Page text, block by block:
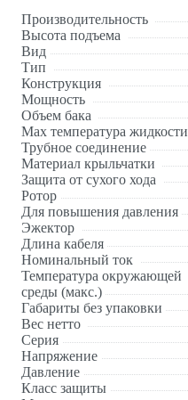
Производительность
Высота подъема
Вид
Тип
Конструкция
Мощность
Объем бака
Мах температура жидкости
Трубное соединение
Материал крыльчатки
Защита от сухого хода
Ротор
Для повышения давления
Эжектор
Длина кабеля
Номинальный ток
Температура окружающей
среды (макс.)
Габариты без упаковки
Вес нетто
Серия
Напряжение
Давление
Класс защиты